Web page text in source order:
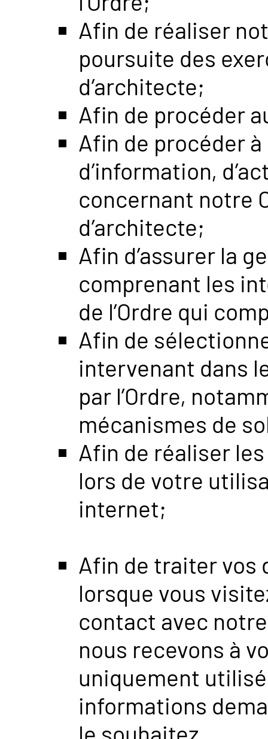
Afin de réaliser
poursuite des
d’architecte;
Afin de procéder
Afin de procéder
d’information,
concernant notre
d’architecte;
Afin d’assurer la
comprenant les
de l’Ordre qui
Afin de
intervenant dans
par l’Ordre,
mécanismes de
Afin de réaliser
lors de votre
internet;
Afin de traiter vos
lorsque vous
contact avec
nous recevons à
uniquement
informations
le souhaitez.